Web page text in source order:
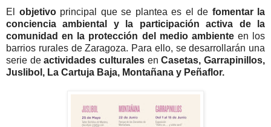
El objetivoprincipal que se plantea es el de fomentar la
conciencia ambiental y la participación activa de la
comunidad en la protección del medio ambienteen los
barrios rurales de Zaragoza. Para ello, se desarrollarán una
serie deactividades culturales en Casetas, Garrapinillos,
Juslibol, La Cartuja Baja, Montañana y Peñaflor.